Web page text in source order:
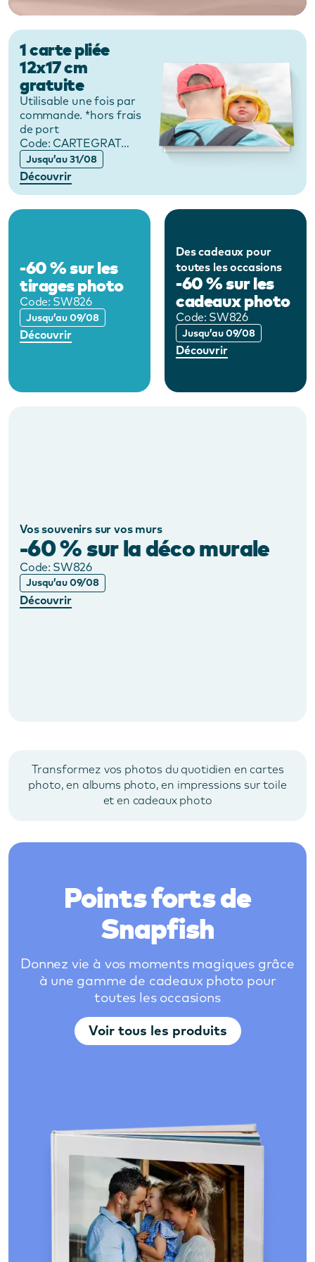
-60 % sur les
tirages photo
Code: SW826
Jusqu’au 09/08
Découvrir
Des cadeaux pour
toutes les occasions
-60 % sur les
cadeaux photo
Code: SW826
Jusqu’au 09/08
Découvrir
Vos souvenirs sur vos murs
-60 % sur la déco murale
Code: SW826
Jusqu’au 09/08
Découvrir
1 carte pliée
12x17 cm
gratuite
Utilisable une fois par
commande. *hors frais
de port
Code:
CARTEGRATUITE
Jusqu’au 31/08
Découvrir
Transformez vos photos du quotidien en cartes
photo, en albums photo, en impressions sur toile
et en cadeaux photo
Points forts de
Snapfish
Donnez vie à vos moments magiques grâce
à une gamme de cadeaux photo pour
toutes les occasions
Voir tous les produits